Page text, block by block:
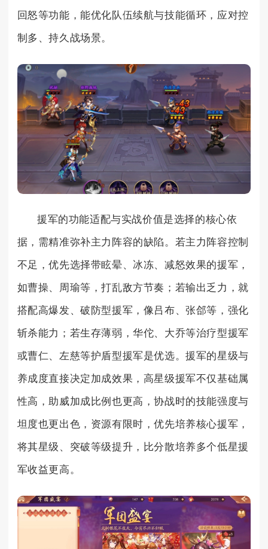
回怒等功能，能优化队伍续航与技能循环，应对控
制多、持久战场景。
援军的功能适配与实战价值是选择的核心依
据，需精准弥补主力阵容的缺陷。若主力阵容控制
不足，优先选择带眩晕、冰冻、减怒效果的援军，
如曹操、周瑜等，打乱敌方节奏；若输出乏力，就
搭配高爆发、破防型援军，像吕布、张郃等，强化
斩杀能力；若生存薄弱，华佗、大乔等治疗型援军
或曹仁、左慈等护盾型援军是优选。援军的星级与
养成度直接决定加成效果，高星级援军不仅基础属
性高，助威加成比例也更高，协战时的技能强度与
坦度也更出色，资源有限时，优先培养核心援军，
将其星级、突破等级提升，比分散培养多个低星援
军收益更高。